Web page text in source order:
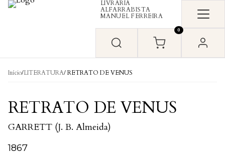
Skip to content
LIVRARIA
ALFARRABISTA
MANUEL FERREIRA
0
Início/LITERATURA/ RETRATO DE VENUS
RETRATO DE VENUS
GARRETT (J. B. Almeida)
1867